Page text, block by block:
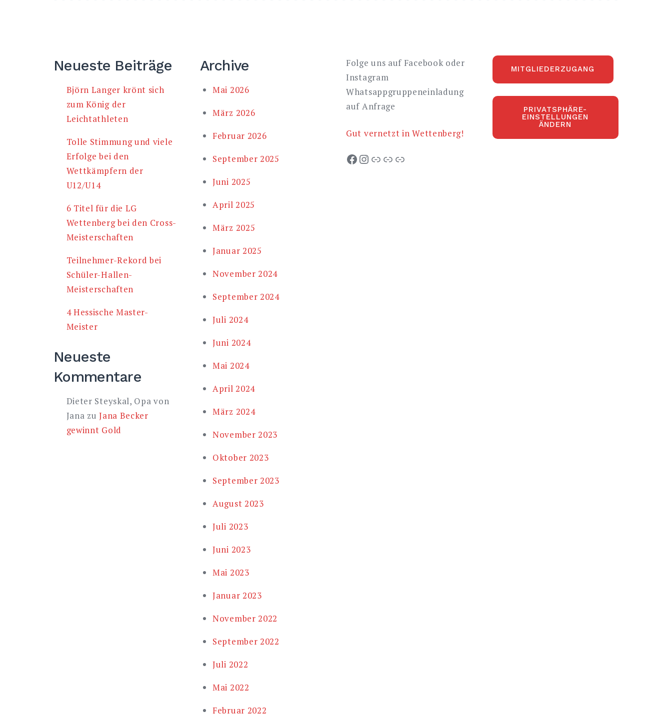
Neueste Beiträge
Björn Langer krönt sich
zum König der
Leichtathleten
Tolle Stimmung und viele
Erfolge bei den
Wettkämpfern der
U12/U14
6 Titel für die LG
Wettenberg bei den Cross-
Meisterschaften
Teilnehmer-Rekord bei
Schüler-Hallen-
Meisterschaften
4 Hessische Master-
Meister
Neueste
Kommentare
Dieter Steyskal, Opa von
Jana zuJana Becker
gewinnt Gold
Archive
Mai 2026
März 2026
Februar 2026
September 2025
Juni 2025
April 2025
März 2025
Januar 2025
November 2024
September 2024
Juli 2024
Juni 2024
Mai 2024
April 2024
März 2024
November 2023
Oktober 2023
September 2023
August 2023
Juli 2023
Juni 2023
Mai 2023
Januar 2023
November 2022
September 2022
Juli 2022
Mai 2022
Februar 2022
Folge uns auf Facebook oder
Instagram
Whatsappgruppeneinladung
auf Anfrage
Gut vernetzt in Wettenberg!
Facebook
Instagram
TSV Launsbach
TSV Krofdorf
SG Wissmar
MITGLIEDERZUGANG
PRIVATSPHÄRE-
EINSTELLUNGEN
ÄNDERN